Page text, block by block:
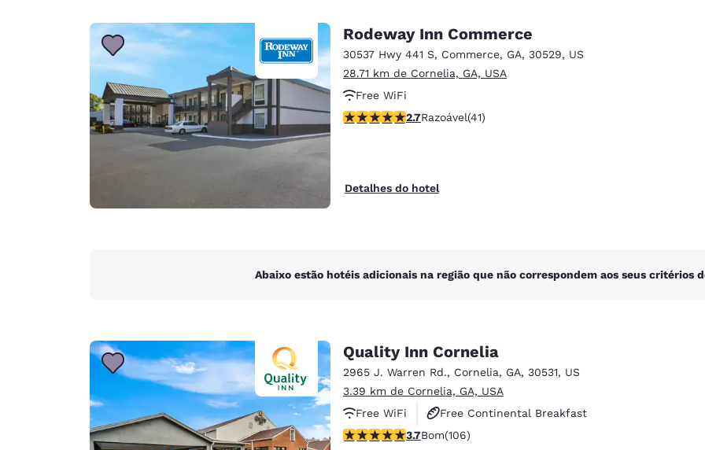
Canada
Français
México
Español
United Kingdom
Australia India
English
Rodeway Inn Commerce
30537 Hwy 441 S, Commerce, GA, 30529, US
28.71 km de Cornelia, GA, USA
Free WiFi
classificação 2.71 estrelas. Razoável. 41 avaliações
2.7Razoável(41)
Detalhes do hotel
Abaixo estão hotéis adicionais na região que não correspondem aos seus critérios
Quality Inn Cornelia
2965 J. Warren Rd., Cornelia, GA, 30531, US
3.39 km de Cornelia, GA, USA
Free WiFi
Free Continental Breakfast
Free Hot Breakfast
classificação 3.69 estrelas. Bom. 106 avaliações
3.7Bom(106)